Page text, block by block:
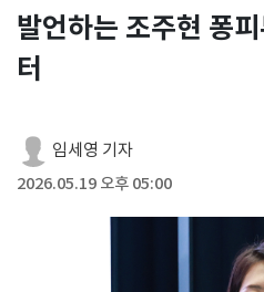
발언하는 조주현 퐁
터
임세영 기자
2026.05.19 오후 05:00